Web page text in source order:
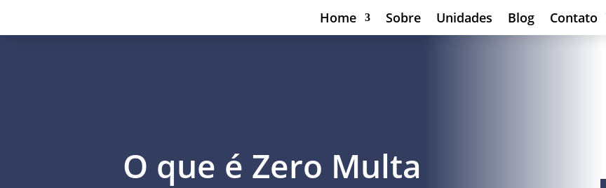
Home Sobre Unidades Blog Contato
O que é Zero Multa